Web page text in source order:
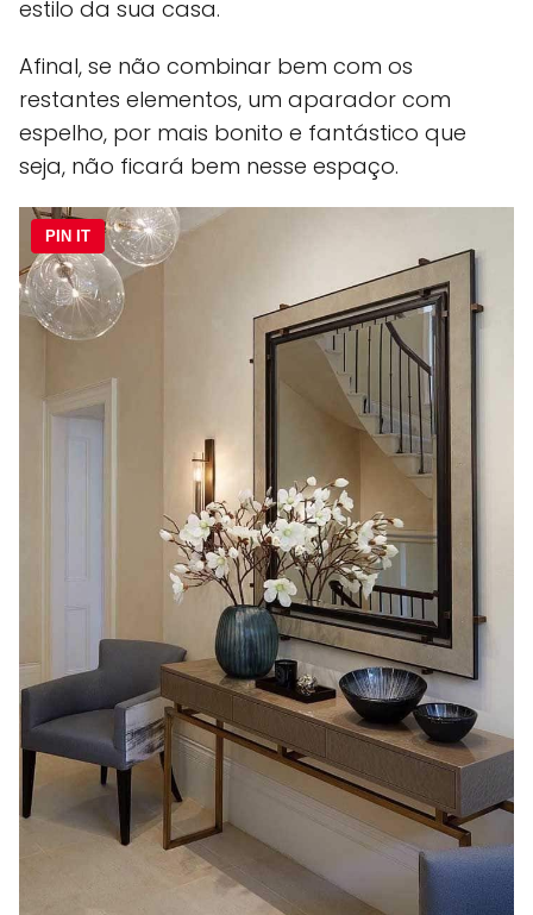
estilo da sua casa.
Afinal, se não combinar bem com os
restantes elementos, um aparador com
espelho, por mais bonito e fantástico que
seja, não ficará bem nesse espaço.
PIN IT